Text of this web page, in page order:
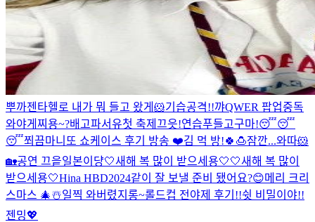
뿌까젠타헬로 내가 뭐 들고 왔게 🐹기습공격!!꺄QWER 팝업중독
와야게찌용~?배고파서유첫 축제끄읏!연습푸들고구마!😴😴
😴쬐끔마니또 쇼케이스 후기 방송 ❤️김 먹 방!🍀🍮잠깐...와따🐹
🏡공연 끄읕일본이댱🤍새해 복 많이 받으세용🤍🤍새해 복 많이
받으세용🤍Hina HBD2024같이 잘 보낼 준비 됐어요?😊메리 크리
스마스 🎄☃️일찍 와버렸지롱~롤드컵 전야제 후기!!쉿 비밀이야!!
젠밍💖